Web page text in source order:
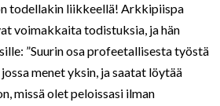
todellakin liikkeellä! Arkkipiispa
voimakkaita todistuksia, ja hän
”Suurin osa profeetallisesta työstä
menet yksin, ja saatat löytää
missä olet peloissasi ilman